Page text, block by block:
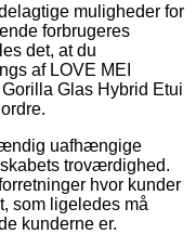
muligheder for
forbrugeres
det, at du
af LOVE MEI
Glas Hybrid Etui
uafhængige
troværdighed.
hvor kunder
som ligeledes må
kunderne er.